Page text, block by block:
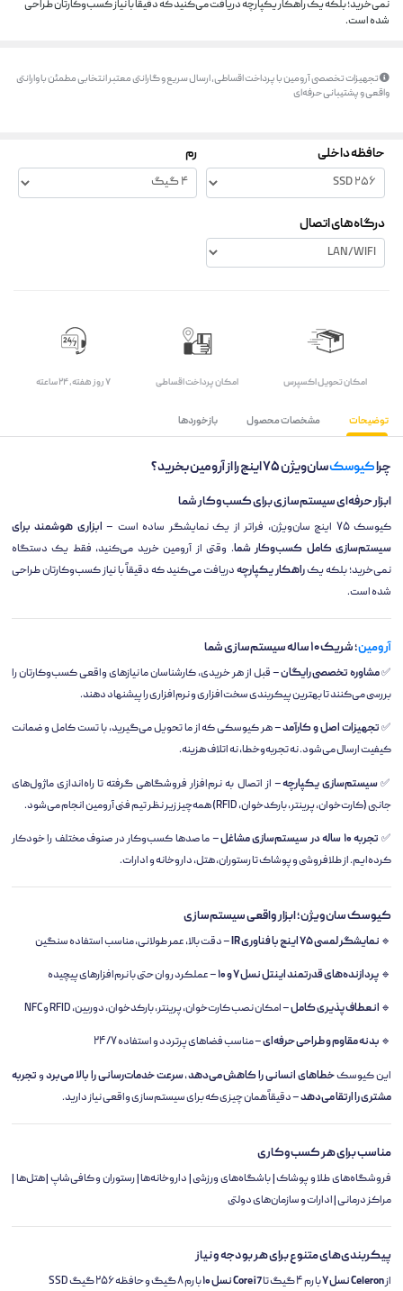
نمی‌خرید؛ بلکه یک راهکار یکپارچه دریافت می‌کنید که دقیقاً با نیاز کسب‌وکارتان طراحی
شده است.
تجهیزات تخصصی آرومین با پرداخت اقساطی، ارسال سریع و گارانتی معتبر انتخابی مطمئن با وارانتی
واقعی و پشتیبانی حرفه‌ای
حافظه داخلی رم
درگاه‌های اتصال
اﻣﮑﺎن ﺗﺤﻮﯾﻞ اﮐﺴﭙﺮس امکان پرداخت اقساطی ۷ روز ﻫﻔﺘﻪ، ۲۴ ﺳﺎﻋﺘﻪ
توضیحات مشخصات محصول بازخوردها
چراکیوسکسان‌ویژن ۷۵ اینچ را از آرومین بخرید؟
ابزار حرفه‌ای سیستم‌سازی برای کسب‌وکار شما
کیوسک ۷۵ اینچ سان‌ویژن، فراتر از یک نمایشگر ساده است –
ابزاری هوشمند برای
سیستم‌سازی کامل کسب‌وکار شما. وقتی از آرومین خرید می‌کنید، فقط یک دستگاه
نمی‌خرید؛ بلکه یکراهکار یکپارچهدریافت می‌کنید که دقیقاً با نیاز کسب‌وکارتان طراحی
شده است.
آرومین؛ شریک ۱۰ ساله سیستم‌سازی شما
✅مشاوره تخصصی رایگان– قبل از هر خریدی، کارشناسان ما نیازهای واقعی کسب‌وکارتان را
بررسی می‌کنند تا بهترین پیکربندی سخت‌افزاری و نرم‌افزاری را پیشنهاد دهند.
✅تجهیزات اصل و کارآمد– هر کیوسکی که از ما تحویل می‌گیرید، با تست کامل و ضمانت
کیفیت ارسال می‌شود. نه تجربه‌وخطا، نه اتلاف هزینه.
✅سیستم‌سازی یکپارچه– از اتصال به نرم‌افزار فروشگاهی گرفته تا راه‌اندازی ماژول‌های
جانبی (کارت‌خوان، پرینتر، بارکدخوان، RFID) همه‌چیز زیر نظر تیم فنی آرومین انجام می‌شود.
✅ تجربه ۱۰ ساله در سیستم‌سازی مشاغل
– ما صدها کسب‌وکار در صنوف مختلف را خودکار
کرده‌ایم. از طلافروشی و پوشاک تا رستوران، هتل، داروخانه و ادارات.
کیوسک سان‌ویژن؛ ابزار واقعی سیستم‌سازی
🔹 نمایشگر لمسی ۷۵ اینچ با فناوری IR – دقت بالا، عمر طولانی، مناسب استفاده سنگین
🔹 پردازنده‌های قدرتمند اینتل نسل ۷ و ۱۰ – عملکرد روان حتی با نرم‌افزارهای پیچیده
🔹 انعطاف‌پذیری کامل– امکان نصب کارت‌خوان، پرینتر، بارکدخوان، دوربین، RFID و NFC
🔹 بدنه مقاوم و طراحی حرفه‌ای– مناسب فضاهای پرتردد و استفاده ۲۴/۷
این کیوسکخطاهای انسانی را کاهش می‌دهد،سرعت خدمات‌رسانی را بالا می‌بردوتجربه
مشتری را ارتقا می‌دهد– دقیقاً همان چیزی که برای سیستم‌سازی واقعی نیاز دارید.
مناسب برای هر کسب‌وکاری
فروشگاه‌های طلا و پوشاک | باشگاه‌های ورزشی | داروخانه‌ها | رستوران و کافی‌شاپ | هتل‌ها |
مراکز درمانی | ادارات و سازمان‌های دولتی
پیکربندی‌های متنوع برای هر بودجه و نیاز
ازCeleron نسل ۷ با رم ۴ گیگ تا Core i7 نسل ۱۰ با رم ۸ گیگ و حافظه ۲۵۶ گیگ SSD